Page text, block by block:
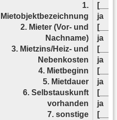
1.
Mietobjektbezeichnung
2. Mieter (Vor- und
Nachname)
3. Mietzins/Heiz- und
Nebenkosten
4. Mietbeginn
5. Mietdauer
6. Selbstauskunft
vorhanden
7. sonstige
[__]
ja
[__]
ja
[__]
ja
[__]
ja
[__]
ja
[__]